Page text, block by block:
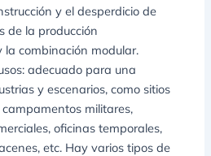
y el desperdicio de
de la producción
combinación modular.
adecuado para una
y escenarios, como sitios
militares,
oficinas temporales,
etc. Hay varios tipos de